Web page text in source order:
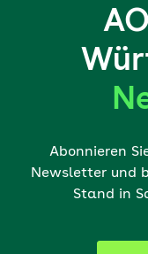
Abonnieren
Newsletter und
Stand in